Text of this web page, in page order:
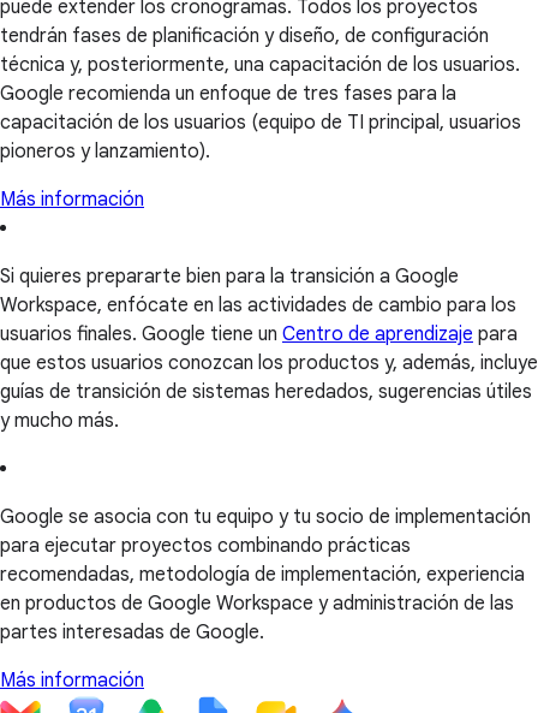
puede extender los cronogramas. Todos los proyectos
tendrán fases de planificación y diseño, de configuración
técnica y, posteriormente, una capacitación de los usuarios.
Google recomienda un enfoque de tres fases para la
capacitación de los usuarios (equipo de TI principal, usuarios
pioneros y lanzamiento).
Más información
Si quieres prepararte bien para la transición a Google
Workspace, enfócate en las actividades de cambio para los
usuarios finales. Google tiene un Centro de aprendizaje para
que estos usuarios conozcan los productos y, además, incluye
guías de transición de sistemas heredados, sugerencias útiles
y mucho más.
Google se asocia con tu equipo y tu socio de implementación
para ejecutar proyectos combinando prácticas
recomendadas, metodología de implementación, experiencia
en productos de Google Workspace y administración de las
partes interesadas de Google.
Más información